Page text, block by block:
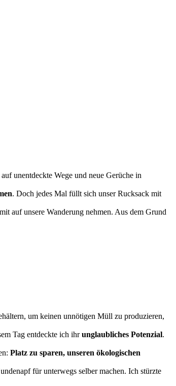
unentdeckte Wege und neue Gerüche in
. Doch jedes Mal füllt sich unser Rucksack mit
mit auf unsere Wanderung nehmen. Aus dem Grund
um keinen unnötigen Müll zu produzieren,
Tag entdeckte ich ihrunglaubliches Potenzial.
Platz zu sparen, unseren ökologischen
für unterwegs selber machen. Ich stürzte